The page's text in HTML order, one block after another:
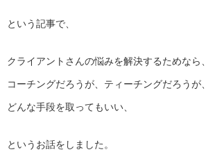
という記事で、
クライアントさんの悩みを解決するためなら、
コーチングだろうが、ティーチングだろうが、
どんな手段を取ってもいい、
というお話をしました。